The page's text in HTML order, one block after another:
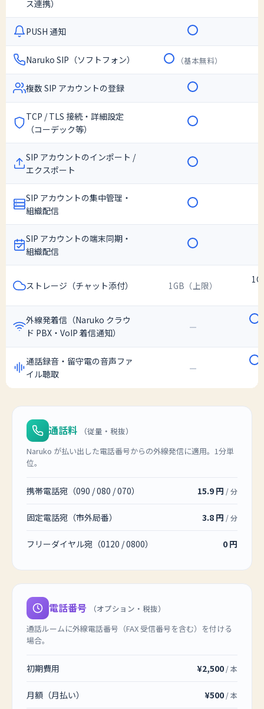
ス連携）
PUSH 通知
Naruko SIP（ソフトフォン） （基本無料）
複数 SIP アカウントの登録
TCP / TLS 接続・詳細設定
（コーデック等）
SIP アカウントのインポート /
エクスポート
SIP アカウントの集中管理・
組織配信
SIP アカウントの端末同期・
組織配信
ストレージ（チャット添付） 1GB（上限）
外線発着信（Naruko クラウ
ド PBX・VoIP 着信通知）
—
通話録音・留守電の音声ファ
イル聴取
—
通話料
（従量・税抜）
Naruko が払い出した電話番号からの外線発信に適用。1分単
位。
携帯電話宛（090 / 080 / 070） 15.9 円 / 分
固定電話宛（市外局番） 3.8 円 / 分
フリーダイヤル宛（0120 / 0800） 0 円
電話番号
（オプション・税抜）
通話ルームに外線電話番号（FAX 受信番号を含む）を付ける
場合。
初期費用 ¥2,500 / 本
月額（月払い） ¥500 / 本